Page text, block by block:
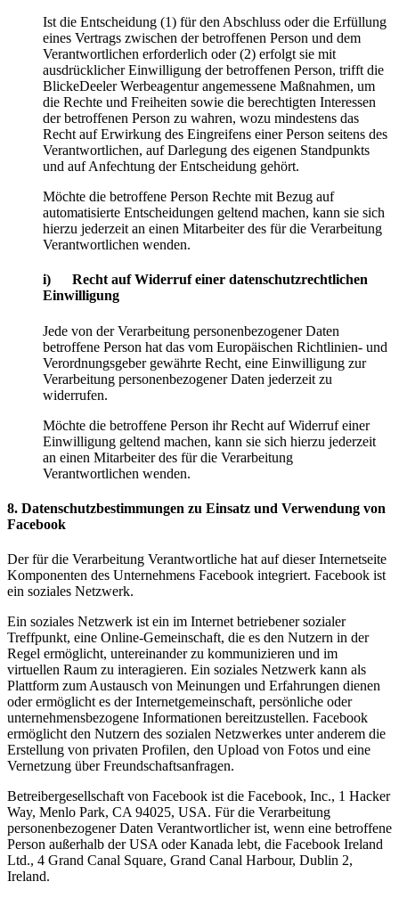
Ist die Entscheidung (1) für den Abschluss oder die Erfüllung
eines Vertrags zwischen der betroffenen Person und dem
Verantwortlichen erforderlich oder (2) erfolgt sie mit
ausdrücklicher Einwilligung der betroffenen Person, trifft die
BlickeDeeler Werbeagentur angemessene Maßnahmen, um
die Rechte und Freiheiten sowie die berechtigten Interessen
der betroffenen Person zu wahren, wozu mindestens das
Recht auf Erwirkung des Eingreifens einer Person seitens des
Verantwortlichen, auf Darlegung des eigenen Standpunkts
und auf Anfechtung der Entscheidung gehört.
Möchte die betroffene Person Rechte mit Bezug auf
automatisierte Entscheidungen geltend machen, kann sie sich
hierzu jederzeit an einen Mitarbeiter des für die Verarbeitung
Verantwortlichen wenden.
i) Recht auf Widerruf einer datenschutzrechtlichen
Einwilligung
Jede von der Verarbeitung personenbezogener Daten
betroffene Person hat das vom Europäischen Richtlinien- und
Verordnungsgeber gewährte Recht, eine Einwilligung zur
Verarbeitung personenbezogener Daten jederzeit zu
widerrufen.
Möchte die betroffene Person ihr Recht auf Widerruf einer
Einwilligung geltend machen, kann sie sich hierzu jederzeit
an einen Mitarbeiter des für die Verarbeitung
Verantwortlichen wenden.
8. Datenschutzbestimmungen zu Einsatz und Verwendung von
Facebook
Der für die Verarbeitung Verantwortliche hat auf dieser Internetseite
Komponenten des Unternehmens Facebook integriert. Facebook ist
ein soziales Netzwerk.
Ein soziales Netzwerk ist ein im Internet betriebener sozialer
Treffpunkt, eine Online-Gemeinschaft, die es den Nutzern in der
Regel ermöglicht, untereinander zu kommunizieren und im
virtuellen Raum zu interagieren. Ein soziales Netzwerk kann als
Plattform zum Austausch von Meinungen und Erfahrungen dienen
oder ermöglicht es der Internetgemeinschaft, persönliche oder
unternehmensbezogene Informationen bereitzustellen. Facebook
ermöglicht den Nutzern des sozialen Netzwerkes unter anderem die
Erstellung von privaten Profilen, den Upload von Fotos und eine
Vernetzung über Freundschaftsanfragen.
Betreibergesellschaft von Facebook ist die Facebook, Inc., 1 Hacker
Way, Menlo Park, CA 94025, USA. Für die Verarbeitung
personenbezogener Daten Verantwortlicher ist, wenn eine betroffene
Person außerhalb der USA oder Kanada lebt, die Facebook Ireland
Ltd., 4 Grand Canal Square, Grand Canal Harbour, Dublin 2,
Ireland.